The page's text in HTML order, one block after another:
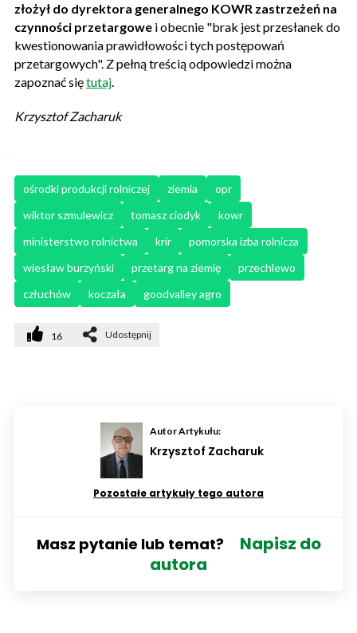
złożył do dyrektora generalnego KOWR zastrzeżeń na
czynności przetargowe i obecnie "brak jest przesłanek do
kwestionowania prawidłowości tych postępowań
przetargowych". Z pełną treścią odpowiedzi można
zapoznać siętutaj.
Krzysztof Zacharuk
ośrodki produkcji rolniczej ziemia
opr
wiktor szmulewicz
tomasz ciodyk
kowr
ministerstwo rolnictwa
krir
pomorska izba rolnicza
wiesław burzyński
przetarg na ziemię
przechlewo
człuchów
koczała goodvalley agro
16 Udostępnij
Autor Artykułu:
Krzysztof Zacharuk
Pozostałe artykuły tego autora
Masz pytanie lub temat?
Napisz do
autora